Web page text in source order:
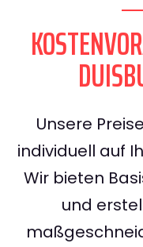
Unsere
individuell auf
Wir bieten
und